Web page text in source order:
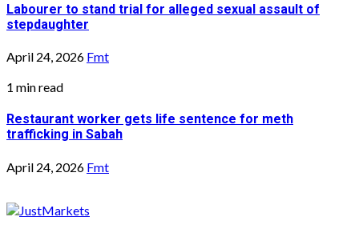
Labourer to stand trial for alleged sexual assault of
stepdaughter
April 24, 2026 Fmt
1 min read
Restaurant worker gets life sentence for meth
trafficking in Sabah
April 24, 2026 Fmt